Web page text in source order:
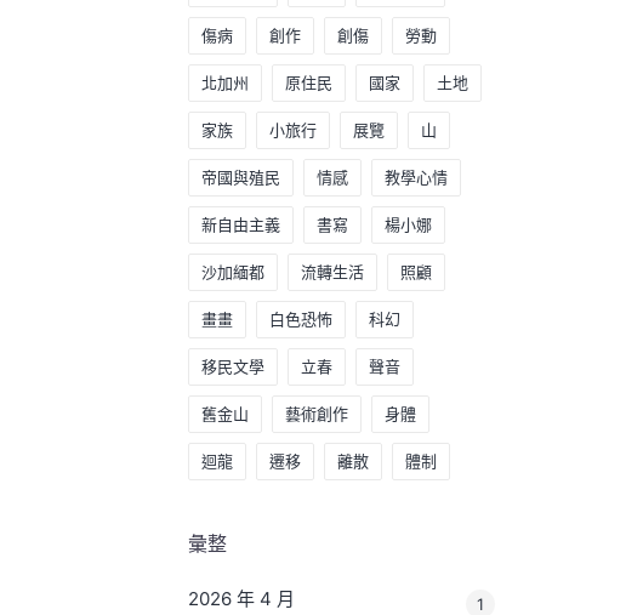
傷病 創作 創傷 勞動
北加州 原住民 國家 土地
家族 小旅行 展覽 山
帝國與殖民 情感 教學心情
新自由主義 書寫 楊小娜
沙加緬都 流轉生活 照顧
畫畫 白色恐怖 科幻
移民文學 立春 聲音
舊金山 藝術創作 身體
迴龍 遷移 離散 體制
彙整
2026 年 4 月 1